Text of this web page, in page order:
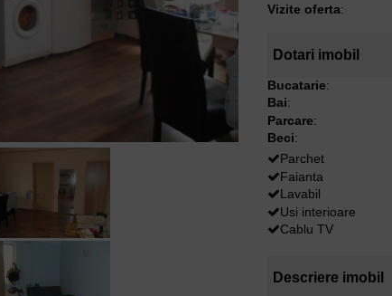
Vizite oferta:
Dotari imobil
Bucatarie:
Bai:
Parcare:
Beci:
Parchet
Faianta
Lavabil
Usi interioare
Cablu TV
Descriere imobil